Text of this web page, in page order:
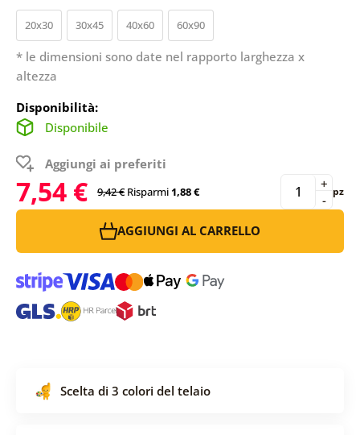
20x30 30x45 40x60 60x90
* le dimensioni sono date nel rapporto larghezza x
altezza
Disponibilità:
Disponibile
Aggiungi ai preferiti
7,54 € 9,42 € Risparmi1,88 € -
+ pz
AGGIUNGI AL CARRELLO
Scelta di 3 colori del telaio